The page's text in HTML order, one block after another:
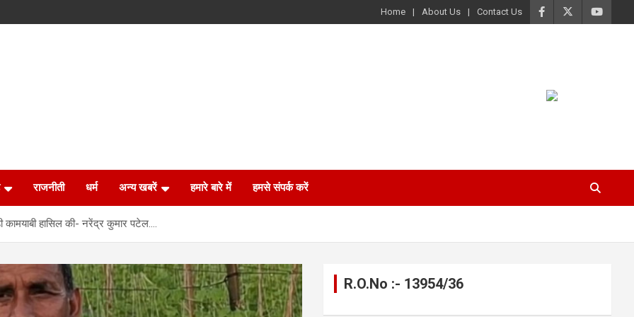
Home About Us Contact Us
राजनीती धर्म अन्य खबरें हमारे बारे में हमसे संपर्क करें
कामयाबी हासिल की- नरेंद्र कुमार पटेल….
R.O.No :- 13954/36